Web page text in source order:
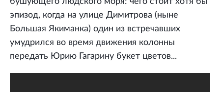
эпизод, когда на улице Димитрова (ныне
Большая Якиманка) один из встречавших
умудрился во время движения колонны
передать Юрию Гагарину букет цветов...